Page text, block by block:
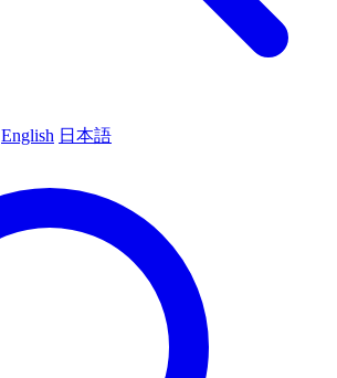
English 日本語